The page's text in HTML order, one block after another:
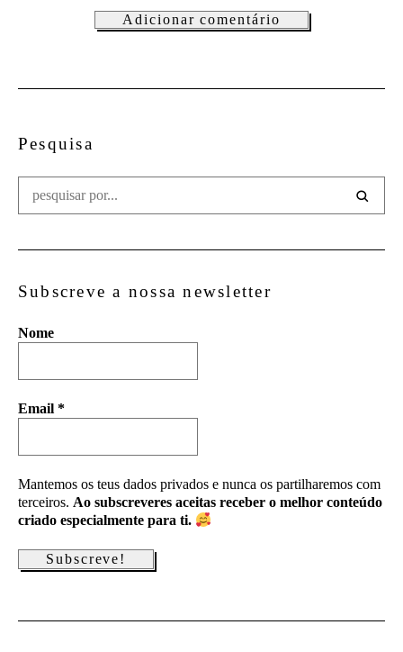
Pesquisa
Subscreve a nossa newsletter
Nome
Email *
Mantemos os teus dados privados e nunca os partilharemos com
terceiros. Ao subscreveres aceitas receber o melhor conteúdo
criado especialmente para ti.